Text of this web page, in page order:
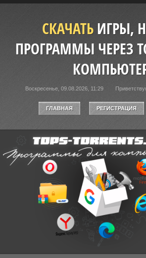
СКАЧАТЬИГРЫ,
ПРОГРАММЫ ЧЕРЕЗ
Воскресенье, 09.08.2026, 11:29
ГЛАВНАЯ РЕГИСТРАЦИЯ